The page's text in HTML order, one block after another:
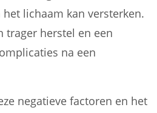
lichaam kan versterken.
trager herstel en een
na een
negatieve factoren en het